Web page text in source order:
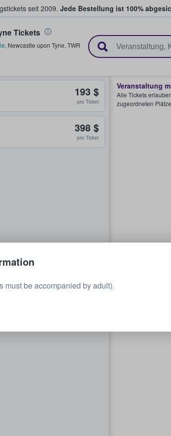
seit 2009. Jede Bestellung ist 100%
& verkaufen
Tickets
, Newcastle upon Tyne, TWR
193 $
pro Ticket
398 $
pro Ticket
Veranstaltung
Alle Tickets
zugeordneten
must be accompanied by adult).